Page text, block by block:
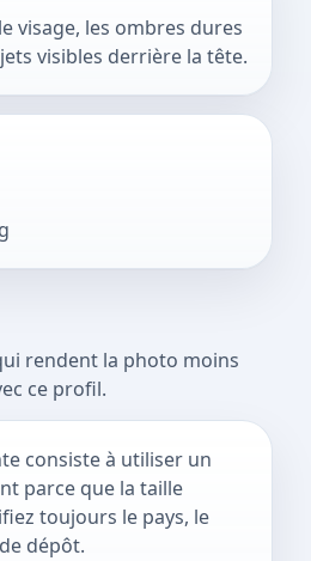
visage, les ombres dures
visibles derrière la tête.
rendent la photo moins
ce profil.
consiste à utiliser un
parce que la taille
toujours le pays, le
dépôt.